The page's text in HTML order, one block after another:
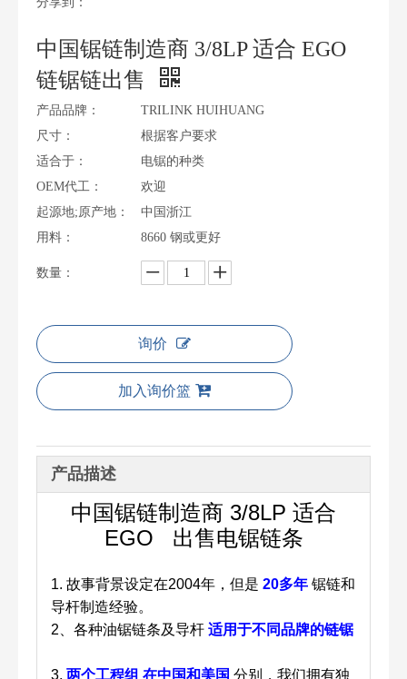
中国锯链制造商 3/8LP 适合 EGO
链锯链出售
产品品牌：
TRILINK HUIHUANG
尺寸：
根据客户要求
适合于：
电锯的种类
OEM代工：
欢迎
起源地;原产地：
中国浙江
用料：
8660 钢或更好
数量：
询价
加入询价篮
产品描述
中国锯链制造商 3/8LP 适合
EGO 出售电锯链条
1. 故事背景设定在2004年，但是 20多年 锯链和
导杆制造经验。
2、各种油锯链条及导杆 适用于不同品牌的链锯
3. 两个工程组 在中国和美国 分别，我们拥有独